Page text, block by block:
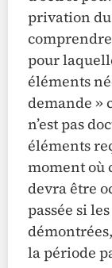
privation
pour
éléments
demande »
n’est pas
éléments
moment où
devra être
passée si
la période